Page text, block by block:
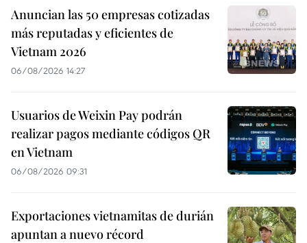
Anuncian las 50 empresas cotizadas
más reputadas y eficientes de
Vietnam 2026
06/08/2026 14:27
Usuarios de Weixin Pay podrán
realizar pagos mediante códigos QR
en Vietnam
06/08/2026 09:31
Exportaciones vietnamitas de durián
apuntan a nuevo récord